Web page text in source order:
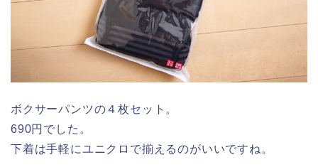
ボクサーパンツの４枚セット。
690円でした。
下着は手軽にユニクロで揃えるのがいいですね。